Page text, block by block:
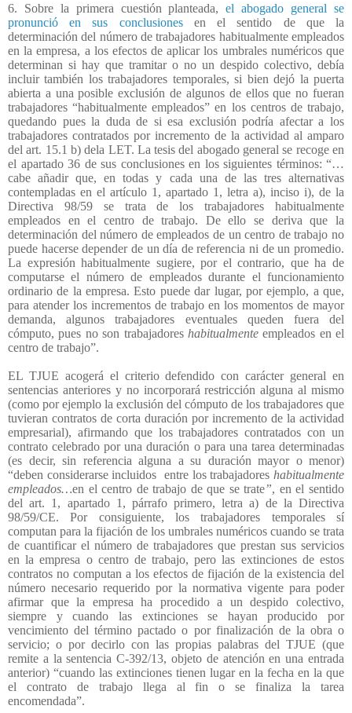
6. Sobre la primera cuestión planteada,el abogado general se
pronunció en sus conclusiones en el sentido de que la
determinación del número de trabajadores habitualmente empleados
en la empresa, a los efectos de aplicar los umbrales numéricos que
determinan si hay que tramitar o no un despido colectivo, debía
incluir también los trabajadores temporales, si bien dejó la puerta
abierta a una posible exclusión de algunos de ellos que no fueran
trabajadores “habitualmente empleados” en los centros de trabajo,
quedando pues la duda de si esa exclusión podría afectar a los
trabajadores contratados por incremento de la actividad al amparo
del art. 15.1 b) dela LET. La tesis del abogado general se recoge en
el apartado 36 de sus conclusiones en los siguientes términos: “…
cabe añadir que, en todas y cada una de las tres alternativas
contempladas en el artículo 1, apartado 1, letra a), inciso i), de la
Directiva 98/59 se trata de los trabajadores habitualmente
empleados en el centro de trabajo. De ello se deriva que la
determinación del número de empleados de un centro de trabajo no
puede hacerse depender de un día de referencia ni de un promedio.
La expresión habitualmente sugiere, por el contrario, que ha de
computarse el número de empleados durante el funcionamiento
ordinario de la empresa. Esto puede dar lugar, por ejemplo, a que,
para atender los incrementos de trabajo en los momentos de mayor
demanda, algunos trabajadores eventuales queden fuera del
cómputo, pues no son trabajadores habitualmenteempleados en el
centro de trabajo”.
EL TJUE acogerá el criterio defendido con carácter general en
sentencias anteriores y no incorporará restricción alguna al mismo
(como por ejemplo la exclusión del cómputo de los trabajadores que
tuvieran contratos de corta duración por incremento de la actividad
empresarial), afirmando que los trabajadores contratados con un
contrato celebrado por una duración o para una tarea determinadas
(es decir, sin referencia alguna a su duración mayor o menor)
“deben considerarse incluidos entre los trabajadoreshabitualmente
empleados…en el centro de trabajo de que se trate”, en el sentido
del art. 1, apartado 1, párrafo primero, letra a) de la Directiva
98/59/CE. Por consiguiente, los trabajadores temporales sí
computan para la fijación de los umbrales numéricos cuando se trata
de cuantificar el número de trabajadores que prestan sus servicios
en la empresa o centro de trabajo, pero las extinciones de estos
contratos no computan a los efectos de fijación de la existencia del
número necesario requerido por la normativa vigente para poder
afirmar que la empresa ha procedido a un despido colectivo,
siempre y cuando las extinciones se hayan producido por
vencimiento del término pactado o por finalización de la obra o
servicio; o por decirlo con las propias palabras del TJUE (que
remite a la sentencia C-392/13, objeto de atención en una entrada
anterior) “cuando las extinciones tienen lugar en la fecha en la que
el contrato de trabajo llega al fin o se finaliza la tarea
encomendada”.